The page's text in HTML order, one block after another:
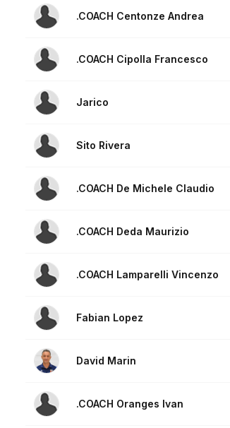
.COACH Centonze Andrea
.COACH Cipolla Francesco
Jarico
Sito Rivera
.COACH De Michele Claudio
.COACH Deda Maurizio
.COACH Lamparelli Vincenzo
Fabian Lopez
David Marin
.COACH Oranges Ivan